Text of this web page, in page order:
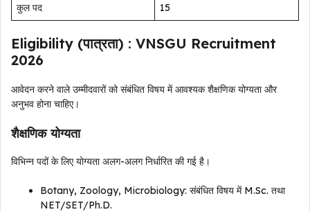
कुल पद
15
Eligibility (पात्रता) : VNSGU Recruitment
2026
आवेदन करने वाले उम्मीदवारों को संबंधित विषय में आवश्यक शैक्षणिक योग्यता और
अनुभव होना चाहिए।
शैक्षणिक योग्यता
विभिन्न पदों के लिए योग्यता अलग-अलग निर्धारित की गई है।
Botany, Zoology, Microbiology: संबंधित विषय में M.Sc. तथा
NET/SET/Ph.D.